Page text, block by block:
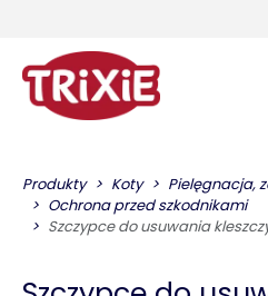
Produkty Koty
Pielęgnacja,
Ochrona przed szkodnikami
Szczypce do usuwania